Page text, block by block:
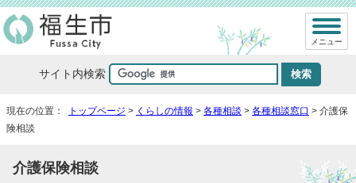
サイト内検索
メニュー
現在の位置： トップページ > くらしの情報 > 各種相談 > 各種相談窓口 > 介護保
険相談
介護保険相談